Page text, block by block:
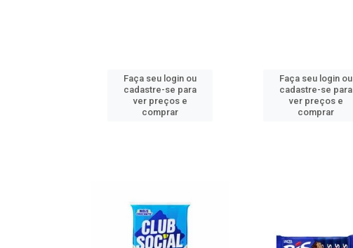
Faça seu login ou
cadastre-se para
ver preços e
comprar
Faça seu login ou
cadastre-se para
ver preços e
comprar